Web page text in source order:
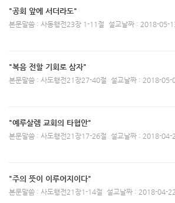
"공회 앞에 서더라도"
본문말씀 : 사동행전23장 1-11절 설교날짜 : 2018-05-
"복음 전할 기회로 삼자"
본문말씀 : 사도행전21장27-40절 설교날짜 : 2018-05-
"예루살렘 교회의 타협안"
본문말씀 : 사도행전21장17-26절 설교날짜 : 2018-04-
"주의 뜻이 이루어지이다"
본문말씀 : 사도행전21장1-14절 설교날짜 : 2018-04-22